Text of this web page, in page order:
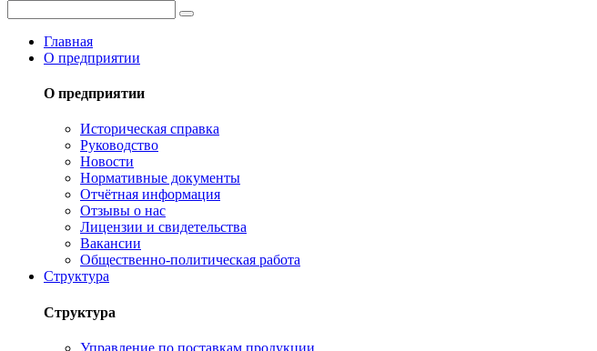
Главная
О предприятии
О предприятии
Историческая справка
Руководство
Новости
Нормативные документы
Отчётная информация
Отзывы о нас
Лицензии и свидетельства
Вакансии
Общественно-политическая работа
Структура
Структура
Управление по поставкам продукции